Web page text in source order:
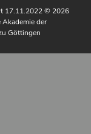
17.11.2022© 2026
Akademie der
Göttingen